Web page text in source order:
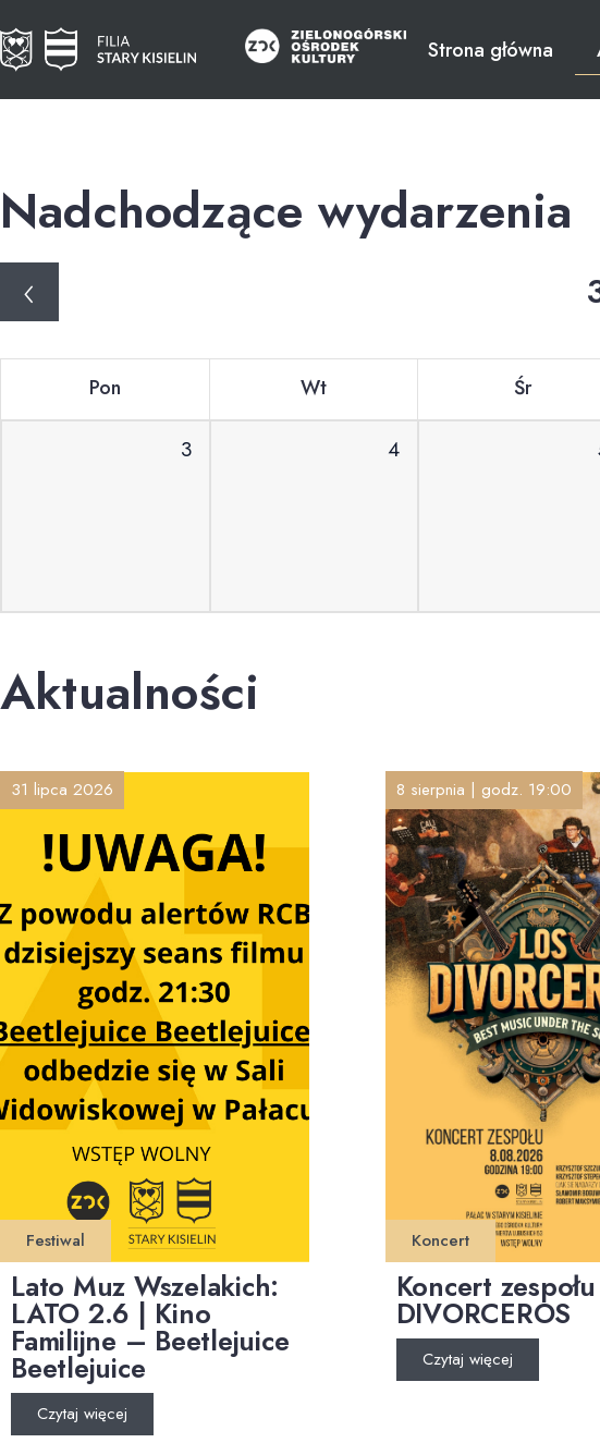
Strona główna
Nadchodzące wydarzenia
‹
Pon Wt Śr
3 4
Aktualności
31 lipca 2026
Festiwal
Lato Muz Wszelakich:
LATO 2.6 | Kino
Familijne – Beetlejuice
Beetlejuice
Czytaj więcej
8 sierpnia | godz. 19:00
Koncert
Koncert
DIVORCEROS
Czytaj więcej